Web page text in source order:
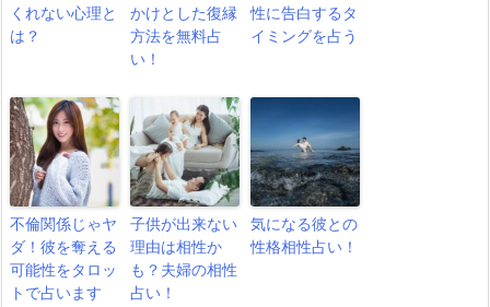
くれない心理と
は？
かけとした復縁
方法を無料占
い！
性に告白するタ
イミングを占う
不倫関係じゃヤ
ダ！彼を奪える
可能性をタロッ
トで占います
子供が出来ない
理由は相性か
も？夫婦の相性
占い！
気になる彼との
性格相性占い！